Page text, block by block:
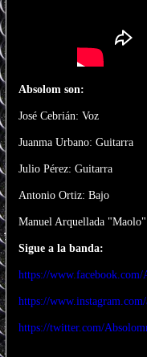
Absolom son:
José Cebrián: Voz
Juanma Urbano: Guitarra
Julio Pérez: Guitarra
Antonio Ortiz: Bajo
Manuel Arquellada
Sigue a la banda:
https://www.facebook.com/
https://
https://twitter.com/